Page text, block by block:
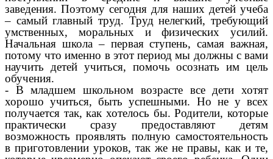
заведения. Поэтому сегодня для наших детей учеба
– самый главный труд. Труд нелегкий, требующий
умственных, моральных и физических усилий.
Начальная школа – первая ступень, самая важная,
потому что именно в этот период мы должны с вами
научить детей учиться, помочь осознать им цель
обучения.
- В младшем школьном возрасте все дети хотят
хорошо учиться, быть успешными. Но не у всех
получается так, как хотелось бы. Родители, которые
практически сразу предоставляют детям
возможность проявлять полную самостоятельность
в приготовлении уроков, так же не правы, как и те,